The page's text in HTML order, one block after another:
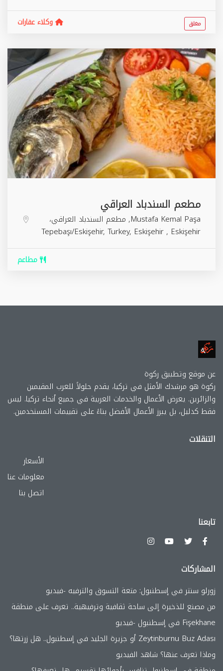
وكلاء عقارات مغلق
مطعم السندباد العراقي
Mustafa Kemal Paşa, مطعم السندباد العراقي،
Tepebaşı/Eskişehir, Turkey, Eskişehir, Eskişehir
مطاعم
عن موقع وتطببق ركوة
ركوة هو مرشدك الأمثل في تركيا، يقدم حلولاً للعرب المقيمين
والزائرين. يعرض الأعمال والخدمات العربية في جميع أنحاء تركيا. ليس
فقط كدليل، بل يبرز الأعمال الأفضل بناءً على تقييمات المستخدمين.
التنقلات
الأسعار
معلومات عنا
اتصل بنا
تابعنا
المشاركات
زورلو سنتر في إسطنبول: متعة التسوق والترفيه -فيديو
من مصنع للذخيرة إلى ساحة ثقافية وترفيهية.. تعرف على منطقة
Fişekhane في إسطنبول -فيديو
Zeytinburnu Buz Adası أو جزيرة الجليد في إسطنبول.. هل زرتها؟
وماذا تعرف عنها؟ شاهد الفيديو